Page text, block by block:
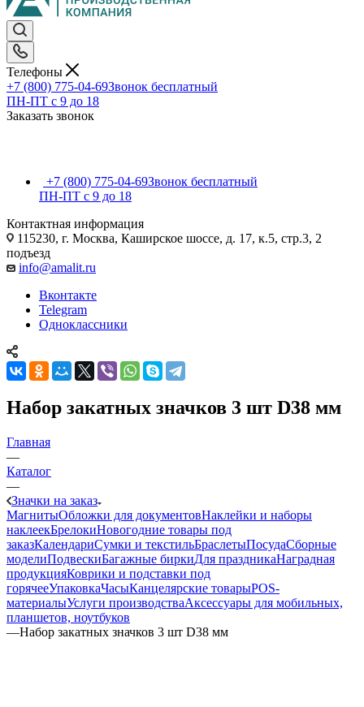
Телефоны
+7 (800) 775-04-69Звонок бесплатный
ПН-ПТ c 9 до 18
Заказать звонок
+7 (800) 775-04-69Звонок бесплатный
ПН-ПТ c 9 до 18
Контактная информация
115230, г. Москва, Каширское шоссе, д. 17, к.5, стр.3, 2
подъезд
info@amalit.ru
Вконтакте
Telegram
Одноклассники
Набор закатных значков 3 шт D38 мм
Главная
—
Каталог
—
Значки на заказ
МагнитыОбложки для документовНаклейки и наборы
наклеекБрелокиНовогодние товары под
заказКалендариСумки и текстильБраслетыПосудаСборные
моделиПодвескиБагажные биркиДля праздникаНаградная
продукцияКоврики и подставки под
горячееУпаковкаЧасыКанцелярские товарыPOS-
материалыУслуги производстваАксессуары для мобильных,
планшетов, ноутбуков
—Набор закатных значков 3 шт D38 мм